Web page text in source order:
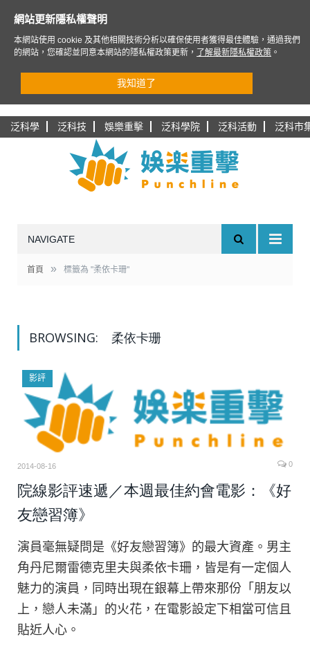
泛科學 泛科技 娛樂重擊 泛科學院 泛科活動 泛科市
NAVIGATE
首頁 » 標籤為 "柔依卡珊"
BROWSING: 柔依卡珊
影評
2014-08-16 0
院線影評速遞／本週最佳約會電影：《好
友戀習簿》
演員毫無疑問是《好友戀習簿》的最大資產。男主
角丹尼爾雷德克里夫與柔依卡珊，皆是有一定個人
魅力的演員，同時出現在銀幕上帶來那份「朋友以
上，戀人未滿」的火花，在電影設定下相當可信且
貼近人心。
網站更新隱私權聲明
本網站使用 cookie 及其他相關技術分析以確保使用者獲得最佳體驗，通過我們
的網站，您確認並同意本網站的隱私權政策更新，
了解最新隱私權政策 。
我知道了